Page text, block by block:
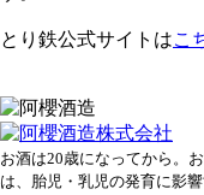
とり鉄公式サイトはこ
お酒は20歳になってから。
は、胎児・乳児の発育に影